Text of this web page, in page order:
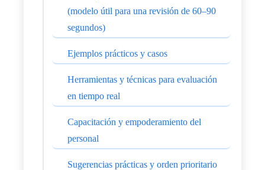
(modelo útil para una revisión de 60–90
segundos)
Ejemplos prácticos y casos
Herramientas y técnicas para evaluación
en tiempo real
Capacitación y empoderamiento del
personal
Sugerencias prácticas y orden prioritario